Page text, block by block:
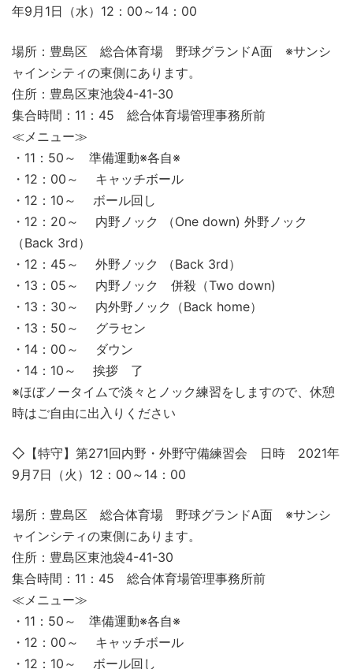
年9月1日（水）12：00～14：00
場所：豊島区 総合体育場 野球グランドA面 ※サンシ
ャインシティの東側にあります。
住所：豊島区東池袋4-41-30
集合時間：11：45 総合体育場管理事務所前
≪メニュー≫
・11：50～ 準備運動※各自※
・12：00～ キャッチボール
・12：10～ ボール回し
・12：20～ 内野ノック （One down) 外野ノック
（Back 3rd）
・12：45～ 外野ノック （Back 3rd）
・13：05～ 内野ノック 併殺（Two down)
・13：30～ 内外野ノック（Back home）
・13：50～ グラセン
・14：00～ ダウン
・14：10～ 挨拶 了
※ほぼノータイムで淡々とノック練習をしますので、休憩
時はご自由に出入りください
◇【特守】第271回内野・外野守備練習会 日時 2021年
9月7日（火）12：00～14：00
場所：豊島区 総合体育場 野球グランドA面 ※サンシ
ャインシティの東側にあります。
住所：豊島区東池袋4-41-30
集合時間：11：45 総合体育場管理事務所前
≪メニュー≫
・11：50～ 準備運動※各自※
・12：00～ キャッチボール
・12：10～ ボール回し